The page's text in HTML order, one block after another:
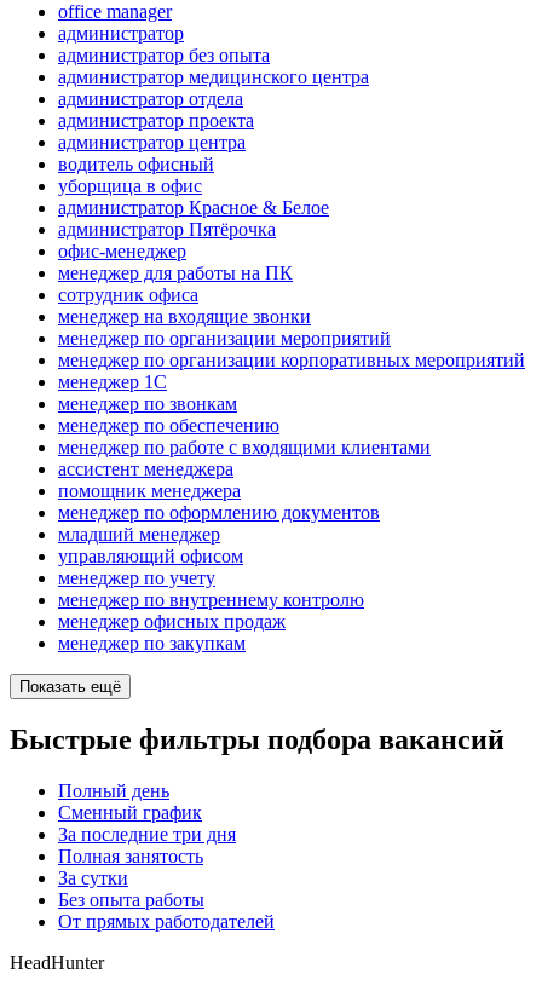
office manager
администратор
администратор без опыта
администратор медицинского центра
администратор отдела
администратор проекта
администратор центра
водитель офисный
уборщица в офис
администратор Красное & Белое
администратор Пятёрочка
офис-менеджер
менеджер для работы на ПК
сотрудник офиса
менеджер на входящие звонки
менеджер по организации мероприятий
менеджер по организации корпоративных мероприятий
менеджер 1С
менеджер по звонкам
менеджер по обеспечению
менеджер по работе с входящими клиентами
ассистент менеджера
помощник менеджера
менеджер по оформлению документов
младший менеджер
управляющий офисом
менеджер по учету
менеджер по внутреннему контролю
менеджер офисных продаж
менеджер по закупкам
Показать ещё
Быстрые фильтры подбора вакансий
Полный день
Сменный график
За последние три дня
Полная занятость
За сутки
Без опыта работы
От прямых работодателей
HeadHunter